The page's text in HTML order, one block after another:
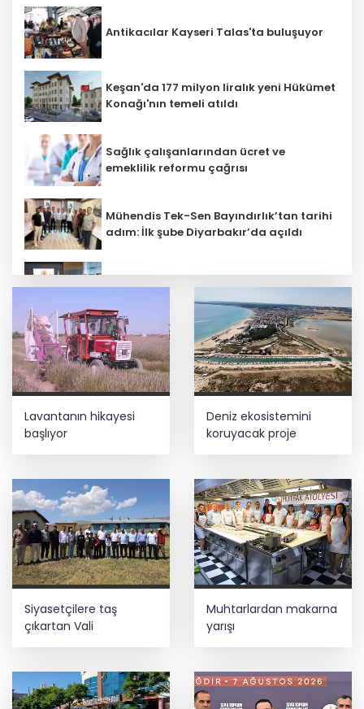
Antikacılar Kayseri Talas'ta buluşuyor
Keşan'da 177 milyon liralık yeni Hükümet
Konağı'nın temeli atıldı
Sağlık çalışanlarından ücret ve
emeklilik reformu çağrısı
Mühendis Tek-Sen Bayındırlık’tan tarihi
adım: İlk şube Diyarbakır’da açıldı
Terörsüz Türkiye yasa teklifi
Kayseri Talas İnovasyon Merkezi finale
kaldı
felaket uyarısı
Lukaku Fener’e mi, Beşiktaş’a mı geliyor?
İş Bankası Grubu üst yönetiminde görev
değişimi
Lavantanın hikayesi
başlıyor
Deniz ekosistemini
koruyacak proje
Siyasetçilere taş
çıkartan Vali
Muhtarlardan makarna
yarışı